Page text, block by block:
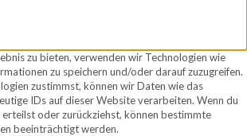
zu bieten, verwenden wir Technologien wie
zu speichern und/oder darauf zuzugreifen.
zustimmst, können wir Daten wie das
IDs auf dieser Website verarbeiten. Wenn du
oder zurückziehst, können bestimmte
beeinträchtigt werden.